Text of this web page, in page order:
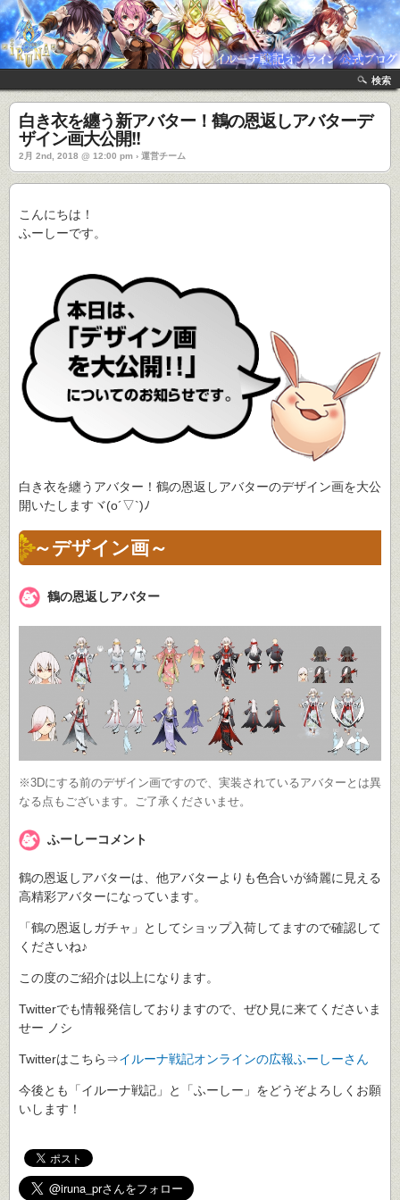
検索
白き衣を纏う新アバター！鶴の恩返しアバターデ
ザイン画大公開!!
2月 2nd, 2018 @ 12:00 pm › 運営チーム
こんにちは！
ふーしーです。
白き衣を纏うアバター！鶴の恩返しアバターのデザイン画を大公
開いたしますヾ(o´▽`)ﾉ
～デザイン画～
鶴の恩返しアバター
※3Dにする前のデザイン画ですので、実装されているアバターとは異
なる点もございます。ご了承くださいませ。
ふーしーコメント
鶴の恩返しアバターは、他アバターよりも色合いが綺麗に見える
高精彩アバターになっています。
「鶴の恩返しガチャ」としてショップ入荷してますので確認して
くださいね♪
この度のご紹介は以上になります。
Twitterでも情報発信しておりますので、ぜひ見に来てくださいま
せー ノシ
Twitterはこちら⇒イルーナ戦記オンラインの広報ふーしーさん
今後とも「イルーナ戦記」と「ふーしー」をどうぞよろしくお願
いします！